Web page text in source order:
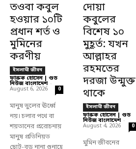
তওবা কবুল
হওয়ার ১০টি
প্রধান শর্ত ও
মুমিনের
করণীয়
ইসলামী জীবন
ফারুক হোসেন | গুড
নিউজ বাংলাদেশ -
August 6, 2026 0
মানুষ ভুলের ঊর্ধ্বে
নয়। চলার পথে বা
শয়তানের প্ররোচনায়
মানুষ প্রতিনিয়ত
ছোট-বড় নানা গুনাহে
দোয়া
কবুলের
বিশেষ ১০
মুহূর্ত: যখন
আল্লাহর
রহমতের
দরজা উন্মুক্ত
থাকে
ইসলামী জীবন
ফারুক হোসেন | গুড
নিউজ বাংলাদেশ -
August 4, 2026 0
মুমিন জীবনের